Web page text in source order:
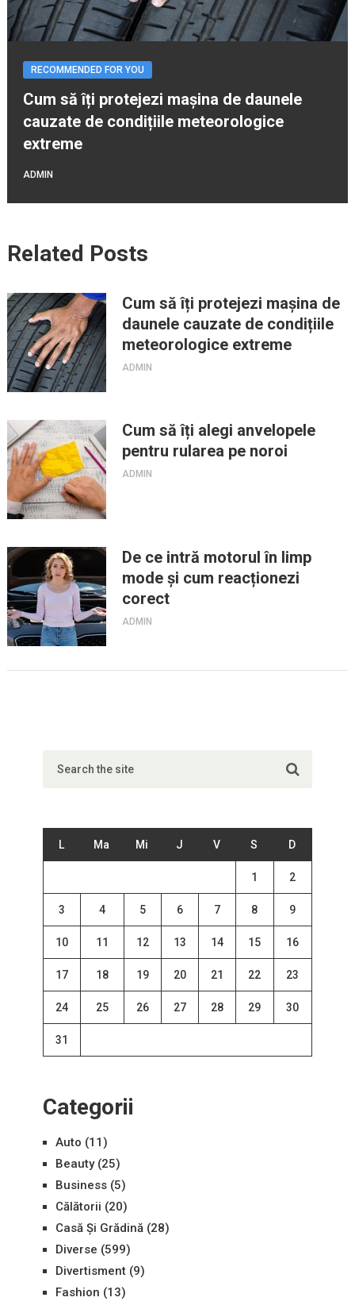
RECOMMENDED FOR YOU
Cum să îți protejezi mașina de daunele
cauzate de condițiile meteorologice
extreme
ADMIN
Related Posts
Cum să îți protejezi mașina de
daunele cauzate de condițiile
meteorologice extreme
ADMIN
Cum să îți alegi anvelopele
pentru rularea pe noroi
ADMIN
De ce intră motorul în limp
mode și cum reacționezi
corect
ADMIN
L Ma Mi J V S D
1 2
3 4 5 6 7 8 9
10 11 12 13 14 15 16
17 18 19 20 21 22 23
24 25 26 27 28 29 30
31
Categorii
Auto (11)
Beauty(25)
Business(5)
Călătorii (20)
Casă Și Grădină(28)
Diverse (599)
Divertisment(9)
Fashion (13)